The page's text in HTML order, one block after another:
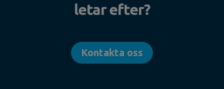
letar efter?
Kontakta oss